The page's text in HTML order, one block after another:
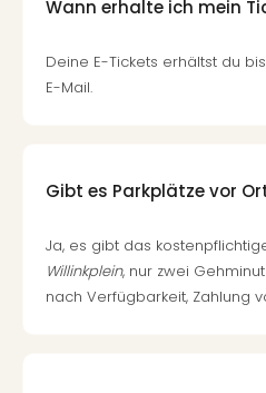
Wann erhalte ich mein
Deine E-Tickets erhältst du
E-Mail.
Gibt es Parkplätze vor
Ja, es gibt das
Willinkplein, nur zwei
nach Verfügbarkeit, Zahlung